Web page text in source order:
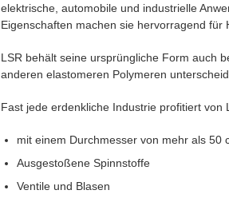
elektrische, automobile und industrielle
Eigenschaften machen sie hervorragend für
LSR behält seine ursprüngliche Form auch
anderen elastomeren Polymeren
Fast jede erdenkliche Industrie profitiert von
mit einem Durchmesser von mehr als 50
Ausgestoßene Spinnstoffe
Ventile und Blasen